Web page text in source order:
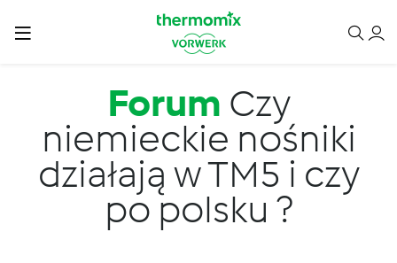
Forum Czy
niemieckie nośniki
działają w TM5 i czy
po polsku ?